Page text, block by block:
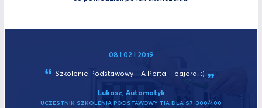
08 I 02 I 2019
Szkolenie Podstawowy TIA Portal - bajera! :)
Łukasz, Automatyk
UCZESTNIK SZKOLENIA PODSTAWOWY TIA DLA S7-300/400